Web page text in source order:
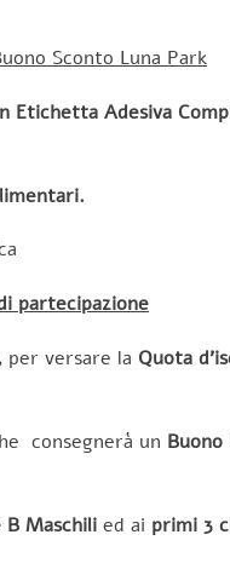
Sconto Luna Park
Etichetta Adesiva
partecipazione
per versare la Quota
consegnerà un
Maschili ed ai primi 3